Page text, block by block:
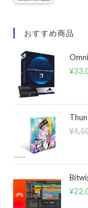
おすすめ商品
¥
¥
¥